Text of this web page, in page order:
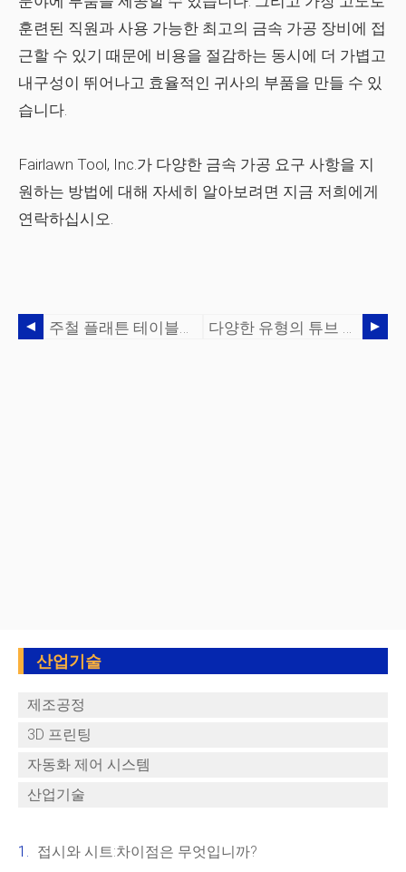
훈련된 직원과 사용 가능한 최고의 금속 가공 장비에 접
근할 수 있기 때문에 비용을 절감하는 동시에 더 가볍고
내구성이 뛰어나고 효율적인 귀사의 부품을 만들 수 있
습니다.
Fairlawn Tool, Inc.가 다양한 금속 가공 요구 사항을 지
원하는 방법에 대해 자세히 알아보려면 지금 저희에게
연락하십시오.
주철 플래튼 테이블의 장점 다양한 유형의 튜브 벤딩은 무엇입니까?
산업기술
제조공정
3D 프린팅
자동화 제어 시스템
산업기술
접시와 시트:차이점은 무엇입니까?